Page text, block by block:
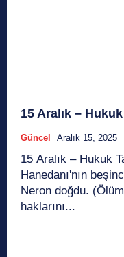
15 Aralık –
Güncel Aralık 15, 2025
15 Aralık – Hukuk Takvimi 37
Hanedanı'nın
Neron doğdu.
haklarını...